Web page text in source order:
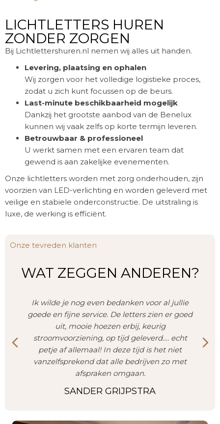
LICHTLETTERS HUREN
ZONDER ZORGEN
Bij Lichtlettershuren.nl nemen wij alles uit handen.
Levering, plaatsing en ophalen
Wij zorgen voor het volledige logistieke proces,
zodat u zich kunt focussen op de beurs.
Last-minute beschikbaarheid mogelijk
Dankzij het grootste aanbod van de Benelux
kunnen wij vaak zelfs op korte termijn leveren.
Betrouwbaar & professioneel
U werkt samen met een ervaren team dat
gewend is aan zakelijke evenementen.
Onze lichtletters worden met zorg onderhouden, zijn
voorzien van LED-verlichting en worden geleverd met
veilige en stabiele onderconstructie. De uitstraling is
luxe, de werking is efficiënt.
Onze tevreden klanten
WAT ZEGGEN ANDEREN?
Ik wilde je nog even bedanken voor al jullie
goede en fijne service. De letters zien er goed
uit, mooie hoezen erbij, keurig
stroomvoorziening, op tijd geleverd…. echt
petje af allemaal! In deze tijd is het niet
vanzelfsprekend dat alle bedrijven zo met
afspraken omgaan.
SANDER GRIJPSTRA
Previous